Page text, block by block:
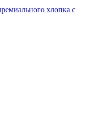
хлопка с